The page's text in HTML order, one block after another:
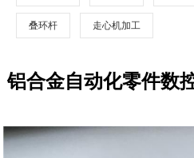
叠环杆 走心机加工